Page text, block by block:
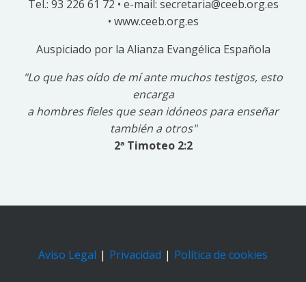
Tel.: 93 226 61 72 • e-mail: secretaria@ceeb.org.es
• www.ceeb.org.es
Auspiciado por la Alianza Evangélica Española
"Lo que has oído de mí ante muchos testigos, esto
encarga
a hombres fieles que sean idóneos para enseñar
también a otros"
2ª Timoteo 2:2
Aviso Legal | Privacidad | Política de cookies